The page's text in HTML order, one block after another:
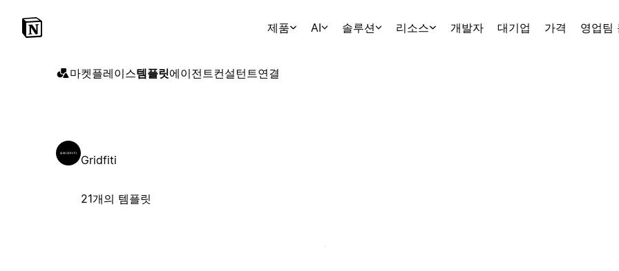
제품 AI 솔루션 리소스 개발자 대기업 가격 영업팀
마켓플레이스템플릿에이전트컨설턴트연결
Gridfiti
21개의 템플릿